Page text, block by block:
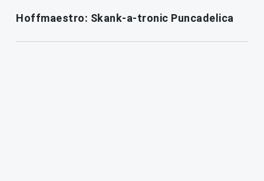
Hoffmaestro: Skank-a-tronic Puncadelica